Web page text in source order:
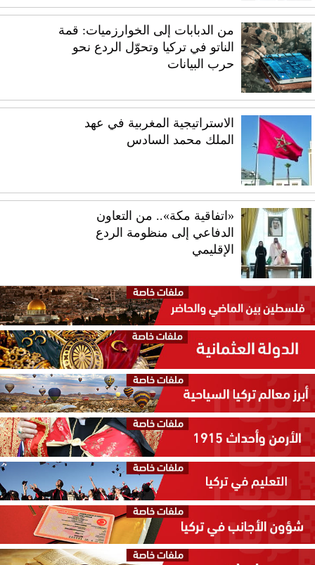
من الدبابات إلى الخوارزميات: قمة
الناتو في تركيا وتحوّل الردع نحو
حرب البيانات
الاستراتيجية المغربية في عهد
الملك محمد السادس
«اتفاقية مكة».. من التعاون
الدفاعي إلى منظومة الردع
الإقليمي